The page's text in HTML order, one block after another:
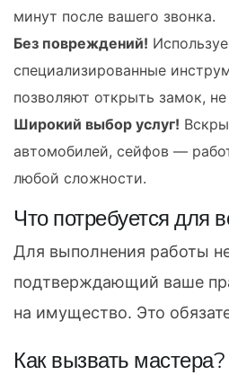
минут после вашего звонка.
Без повреждений!
специализированные
позволяют открыть замок,
Широкий выбор услуг!
автомобилей, сейфов —
любой сложности.
Что потребуется для
Для выполнения работы
подтверждающий ваше
на имущество. Это
Как вызвать мастера?